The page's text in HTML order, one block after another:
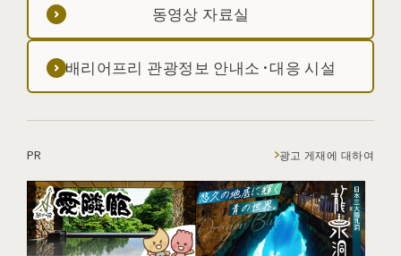
동영상 자료실
배리어프리 관광정보 안내소·대응 시설
PR 광고 게재에 대하여